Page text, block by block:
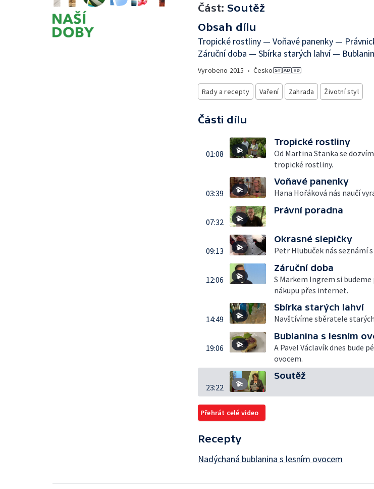
Část: Soutěž
Obsah dílu
Tropické rostliny — Voňavé panenky —
Záruční doba — Sbírka starých lahví —
Vyrobeno 2015 • Česko
Rady a recepty Vaření Zahrada Životní styl
Části dílu
01:08
Tropické rostliny
Od Martina Stanka se
tropické rostliny.
03:39
Voňavé panenky
Hana Hořáková nás naučí
07:32
Právní poradna
09:13
Okrasné slepičky
Petr Hlubuček nás seznámí
12:06
Záruční doba
S Markem Ingrem si
nákupu přes internet.
14:49
Sbírka starých lahví
Navštívíme sběratele
19:06
Bublanina s lesním
A Pavel Václavík dnes bude
ovocem.
23:22
Soutěž
Přehrát celé video
Recepty
Nadýchaná bublanina s lesním ovocem